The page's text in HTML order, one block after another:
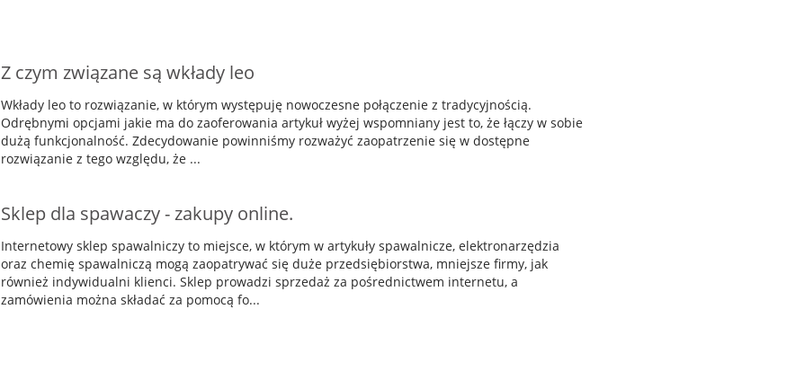
Z czym związane są wkłady leo
Wkłady leo to rozwiązanie, w którym występuję nowoczesne połączenie z tradycyjnością.
Odrębnymi opcjami jakie ma do zaoferowania artykuł wyżej wspomniany jest to, że łączy w sobie
dużą funkcjonalność. Zdecydowanie powinniśmy rozważyć zaopatrzenie się w dostępne
rozwiązanie z tego względu, że ...
Sklep dla spawaczy - zakupy online.
Internetowy sklep spawalniczy to miejsce, w którym w artykuły spawalnicze, elektronarzędzia
oraz chemię spawalniczą mogą zaopatrywać się duże przedsiębiorstwa, mniejsze firmy, jak
również indywidualni klienci. Sklep prowadzi sprzedaż za pośrednictwem internetu, a
zamówienia można składać za pomocą fo...